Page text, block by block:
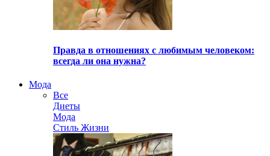
Правда в отношениях с любимым человеком:
всегда ли она нужна?
Мода
Все
Диеты
Мода
Стиль Жизни